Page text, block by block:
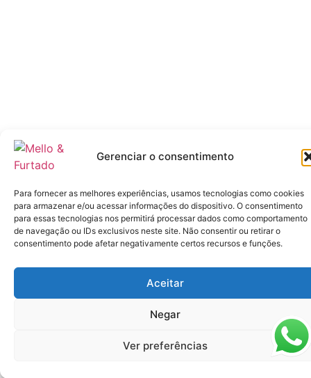
Gerenciar o consentimento
Para fornecer as melhores experiências, usamos tecnologias como cookies
para armazenar e/ou acessar informações do dispositivo. O consentimento
para essas tecnologias nos permitirá processar dados como comportamento
de navegação ou IDs exclusivos neste site. Não consentir ou retirar o
consentimento pode afetar negativamente certos recursos e funções.
Aceitar
Negar
Ver preferências